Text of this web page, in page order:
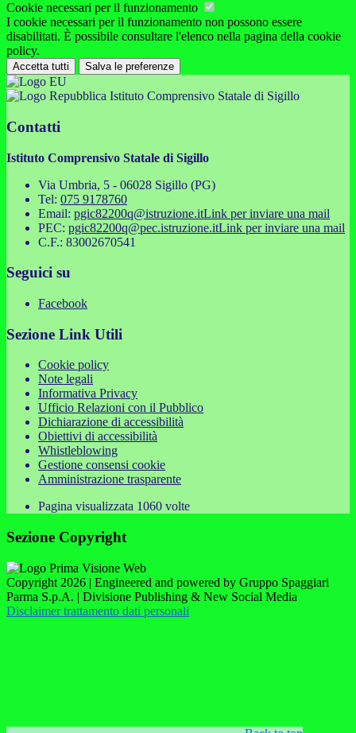
Cookie necessari per il funzionamento
I cookie necessari per il funzionamento non possono essere
disabilitati. È possibile consultare l'elenco nella pagina della cookie
policy.
Accetta tutti Salva le preferenze
Istituto Comprensivo Statale di Sigillo
Contatti
Istituto Comprensivo Statale di Sigillo
Via Umbria, 5 - 06028 Sigillo (PG)
Tel: 075 9178760
Email: pgic82200q@istruzione.itLink per inviare una mail
PEC: pgic82200q@pec.istruzione.itLink per inviare una mail
C.F.: 83002670541
Seguici su
Facebook
Sezione Link Utili
Cookie policy
Note legali
Informativa Privacy
Ufficio Relazioni con il Pubblico
Dichiarazione di accessibilità
Obiettivi di accessibilità
Whistleblowing
Gestione consensi cookie
Amministrazione trasparente
Pagina visualizzata 1060 volte
Sezione Copyright
Copyright 2026 | Engineered and powered by Gruppo Spaggiari
Parma S.p.A. | Divisione Publishing & New Social Media
Disclaimer trattamento dati personali